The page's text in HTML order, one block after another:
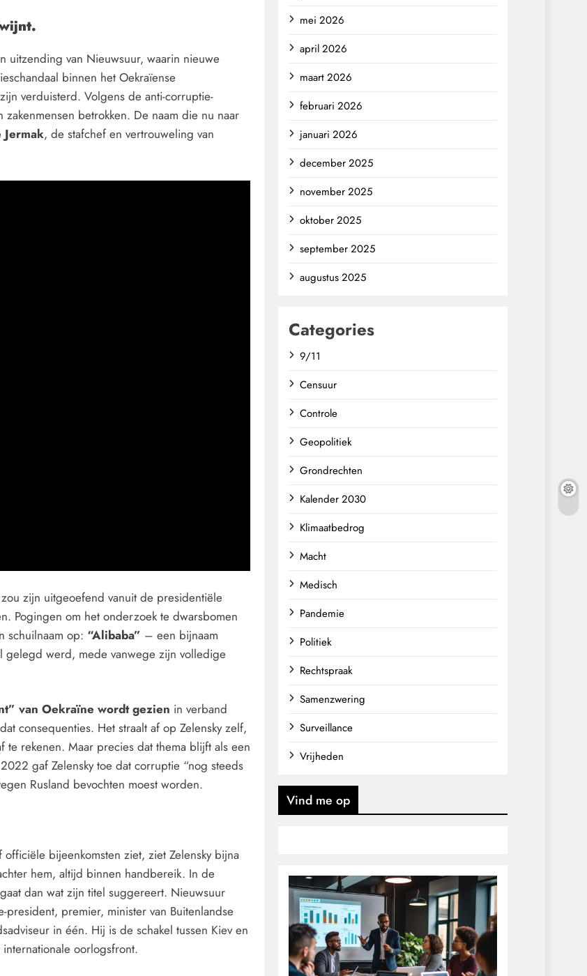
uitzending van Nieuwsuur, waarin nieuwe
binnen het Oekraïense
verduisterd. Volgens de anti-corruptie-
betrokken. De naam die nu naar
, de stafchef en vertrouweling van
zijn uitgeoefend vanuit de presidentiële
Pogingen om het onderzoek te dwarsbomen
schuilnaam op: “Alibaba” – een bijnaam
gelegd werd, mede vanwege zijn volledige
van Oekraïne wordt gezien in verband
consequenties. Het straalt af op Zelensky zelf,
rekenen. Maar precies dat thema blijft als een
gaf Zelensky toe dat corruptie “nog steeds
Rusland bevochten moest worden.
officiële bijeenkomsten ziet, ziet Zelensky bijna
hem, altijd binnen handbereik. In de
dan wat zijn titel suggereert. Nieuwsuur
premier, minister van Buitenlandse
in één. Hij is de schakel tussen Kiev en
oorlogsfront.
mei 2026
april 2026
maart 2026
februari 2026
januari 2026
december 2025
november 2025
oktober 2025
september 2025
augustus 2025
Categories
9/11
Censuur
Controle
Geopolitiek
Grondrechten
Kalender 2030
Klimaatbedrog
Macht
Medisch
Pandemie
Politiek
Rechtspraak
Samenzwering
Surveillance
Vrijheden
Vind me op